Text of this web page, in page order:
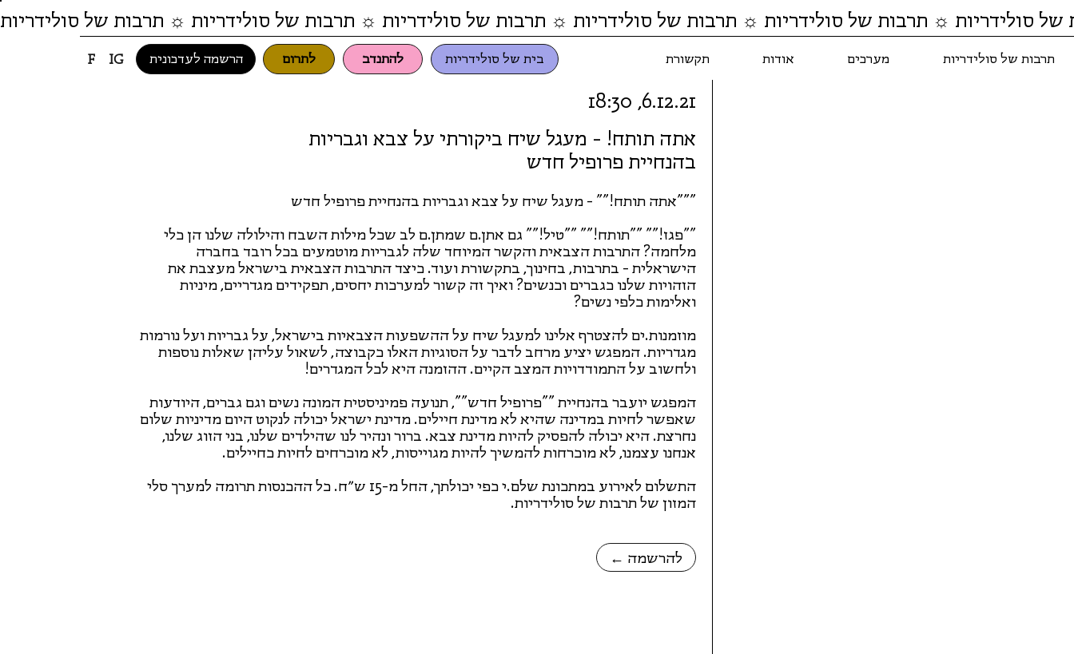
בית של סולידריות להתנדב לתרום תרבות של סולידריות מערכים אודות תקשורת F IG הרשמה לעדכונית
סולידריות ☼ תרבות של סולידריות ☼ תרבות של סולידריות ☼ תרבות של סולידריות ☼ תרבות של סולידריות ☼ תרבות של סולידריות
אתה תותח! - מעגל שיח ביקורתי על צבא וגבריות
בהנחיית פרופיל חדש
"""אתה תותח!"" - מעגל שיח על צבא וגבריות בהנחיית פרופיל חדש
""פגז!"" ""תותח!"" ""טיל!"" גם אתן.ם שמתן.ם לב שכל מילות השבח והילולה שלנו הן כלי
מלחמה? התרבות הצבאית והקשר המיוחד שלה לגבריות מוטמעים בכל רובד בחברה
הישראלית - בתרבות, בחינוך, בתקשורת ועוד. כיצד התרבות הצבאית בישראל מעצבת את
הזהויות שלנו כגברים וכנשים? ואיך זה קשור למערכות יחסים, תפקידים מגדריים, מיניות
ואלימות כלפי נשים?
מוזמנות.ים להצטרף אלינו למעגל שיח על ההשפעות הצבאיות בישראל, על גבריות ועל נורמות
מגדריות. המפגש יציע מרחב לדבר על הסוגיות האלו כקבוצה, לשאול עליהן שאלות נוספות
ולחשוב על התמודדויות המצב הקיים. ההזמנה היא לכל המגדרים!
המפגש יועבר בהנחיית ""פרופיל חדש"", תנועה פמיניסטית המונה נשים וגם גברים, היודעות
שאפשר לחיות במדינה שהיא לא מדינת חיילים. מדינת ישראל יכולה לנקוט היום מדיניות שלום
נחרצת. היא יכולה להפסיק להיות מדינת צבא. ברור ונהיר לנו שהילדים שלנו, בני הזוג שלנו,
אנחנו עצמנו, לא מוכרחות להמשיך להיות מגוייסות, לא מוכרחים לחיות כחיילים.
התשלום לאירוע במתכונת שלם.י כפי יכולתך, החל מ-15 ש״ח. כל ההכנסות תרומה למערך סלי
המזון של תרבות של סולידריות.
← להרשמה
6.12.21, 18:30